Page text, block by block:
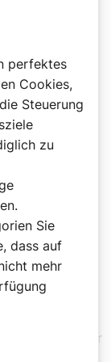
am
und die
der
in der
Grünwidl.
muss
die
sagt
dass das
spendet.
der Ehe
der Liebe
der Wille zur
„,Ich
perfektes
Cookies,
Steuerung
zu
Sie
dass auf
mehr